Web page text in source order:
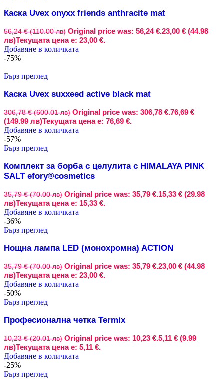
Каска Uvex onyxx friends anthracite mat
56,24 € (110.00 лв) Original price was: 56,24 €.23,00 € (44.98
лв)Текущата цена е: 23,00 €.
Добавяне в количката
-75%
Бърз преглед
Каска Uvex suxxeed active black mat
306,78 € (600.01 лв) Original price was: 306,78 €.76,69 €
(149.99 лв)Текущата цена е: 76,69 €.
Добавяне в количката
-57%
Бърз преглед
Комплект за борба с целулита с HIMALAYA PINK
SALT efory®cosmetics
35,79 € (70.00 лв) Original price was: 35,79 €.15,33 € (29.98
лв)Текущата цена е: 15,33 €.
Добавяне в количката
-36%
Бърз преглед
Нощна лампа LED (монохромна) ACTION
35,79 € (70.00 лв) Original price was: 35,79 €.23,00 € (44.98
лв)Текущата цена е: 23,00 €.
Добавяне в количката
-50%
Бърз преглед
Професионална четка Termix
10,23 € (20.01 лв) Original price was: 10,23 €.5,11 € (9.99
лв)Текущата цена е: 5,11 €.
Добавяне в количката
-25%
Бърз преглед